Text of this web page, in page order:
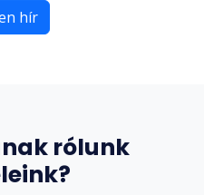
hír
rólunk